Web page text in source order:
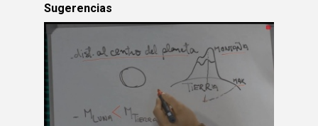
Sugerencias